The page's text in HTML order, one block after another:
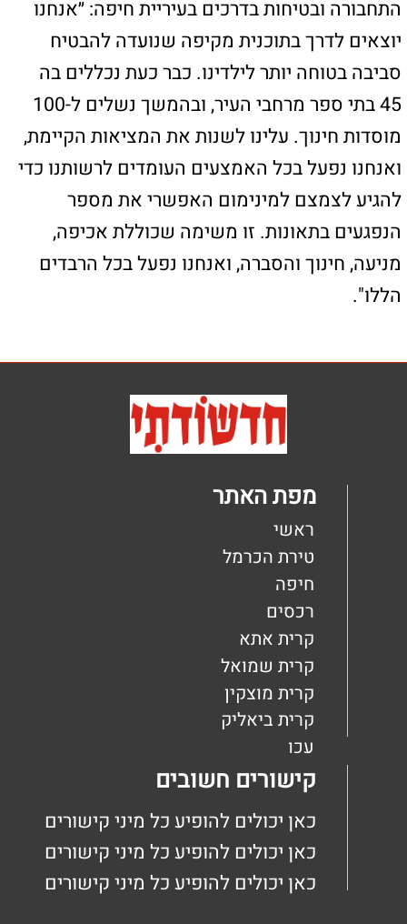
כאן יכולים להופיע כל מיני קישורים
כאן יכולים להופיע כל מיני קישורים
טלפון: 04-8626336
פקס: 1534-6323582
מייל: ladaat@013net.net
לכתבים יש לפנות
במייל: ladaat1@013net.net​